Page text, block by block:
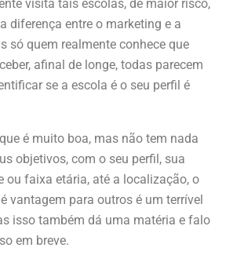
visita tais escolas, de maior risco,
diferença entre o marketing e a
só quem realmente conhece que
afinal de longe, todas parecem
se a escola é o seu perfil é
é muito boa, mas não tem nada
objetivos, com o seu perfil, sua
ou faixa etária, até a localização, o
vantagem para outros é um terrível
isso também dá uma matéria e falo
em breve.